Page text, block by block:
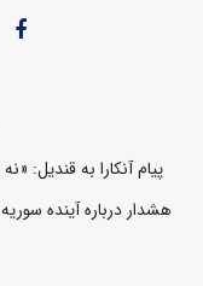
پیام آنکارا به قندیل:
هشدار درباره آینده